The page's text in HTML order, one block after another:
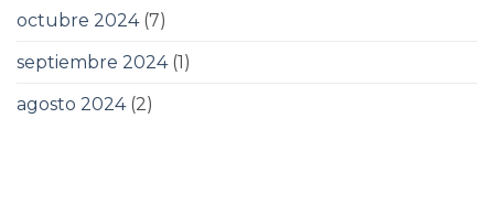
octubre 2024(7)
septiembre 2024(1)
agosto 2024(2)